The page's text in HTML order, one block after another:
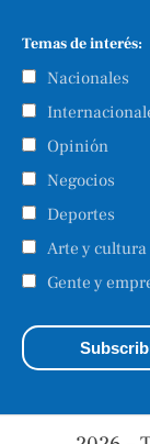
Temas de interés:
Nacionales
Opinión
Negocios
Deportes
Arte y cultura
Gente y